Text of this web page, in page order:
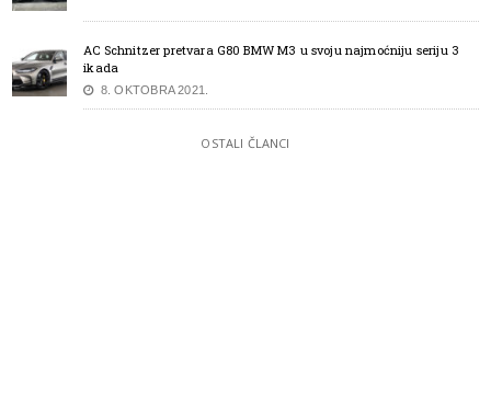
AC Schnitzer pretvara G80 BMW M3 u svoju najmoćniju seriju 3
ikada
8. OKTOBRA 2021.
OSTALI ČLANCI